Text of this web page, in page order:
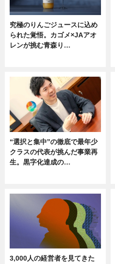
究極のりんごジュースに込め
られた覚悟。カゴメ×JAアオ
レンが挑む青森り…
“選択と集中”の徹底で最年少
クラスの代表が挑んだ事業再
生。黒字化達成の…
3,000人の経営者を見てきた